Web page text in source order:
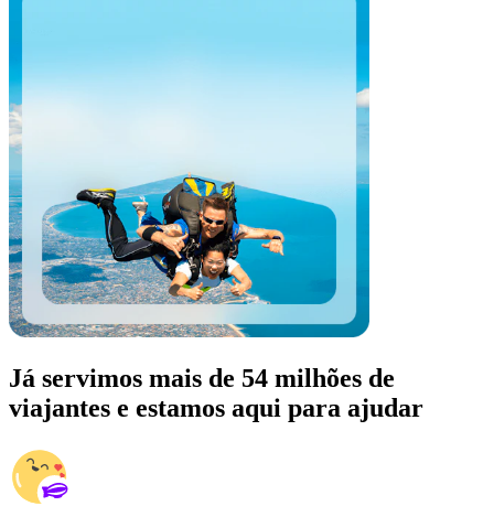
Já servimos mais de 54 milhões de
viajantes e estamos aqui para ajudar